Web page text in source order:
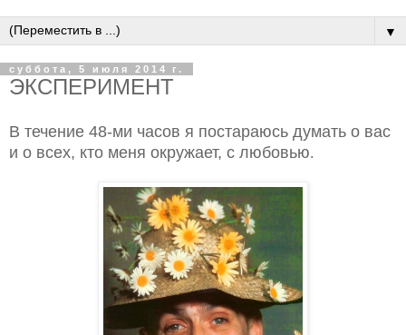
▼
суббота, 5 июля 2014 г.
ЭКСПЕРИМЕНТ
В течение 48-ми часов я постараюсь думать о вас
и о всех, кто меня окружает, с любовью.